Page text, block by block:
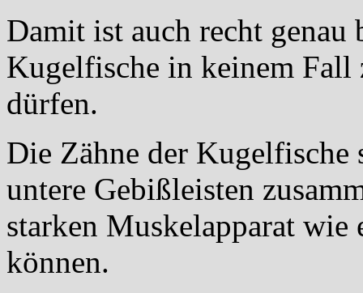
Damit ist auch recht genau
Kugelfische in keinem Fall
dürfen.
Die Zähne der
untere Gebißleisten
starken Muskelapparat wie
können.